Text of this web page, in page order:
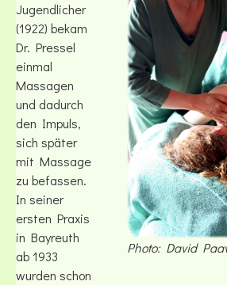
Photo: David
Jugendlicher
(1922) bekam
Dr. Pressel
einmal
Massagen
und dadurch
den Impuls,
sich später
mit Massage
zu befassen.
In seiner
ersten Praxis
in Bayreuth
ab 1933
wurden schon